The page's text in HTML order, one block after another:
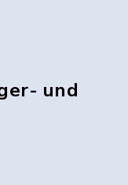
und